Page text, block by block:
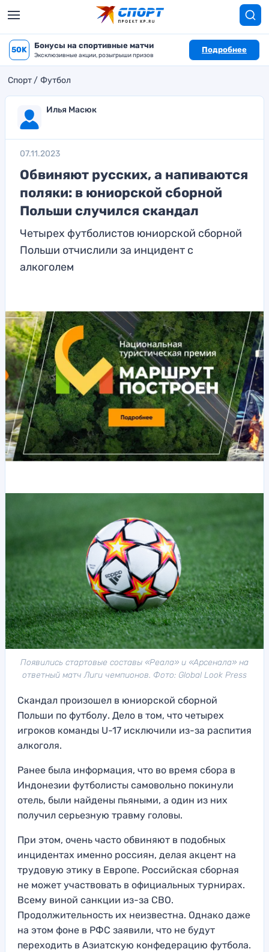
50K Бонусы на спортивные матчи
Эксклюзивные акции, розыгрыши призов
Подробнее
Спорт Футбол
Илья Масюк
07.11.2023
Обвиняют русских, а напиваются
поляки: в юниорской сборной
Польши случился скандал
Четырех футболистов юниорской сборной
Польши отчислили за инцидент с
алкоголем
Появились стартовые составы «Реала» и «Арсенала» на
ответный матч Лиги чемпионов. Фото: Global Look Press
Скандал произошел в юниорской сборной
Польши по футболу. Дело в том, что четырех
игроков команды U-17 исключили из-за распития
алкоголя.
Ранее была информация, что во время сбора в
Индонезии футболисты самовольно покинули
отель, были найдены пьяными, а один из них
получил серьезную травму головы.
При этом, очень часто обвиняют в подобных
инцидентах именно россиян, делая акцент на
трудовую этику в Европе. Российская сборная
не может участвовать в официальных турнирах.
Всему виной санкции из-за СВО.
Продолжительность их неизвестна. Однако даже
на этом фоне в РФС заявили, что не будут
переходить в Азиатскую конфедерацию футбола.